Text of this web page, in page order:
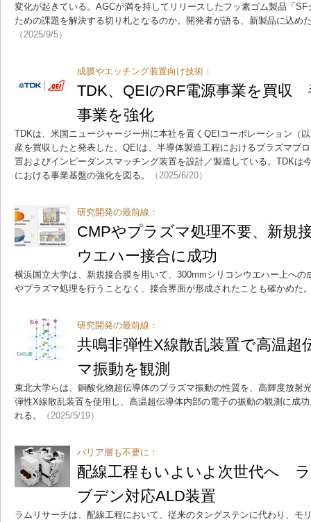
変化が起きている。AGCが満を持してリリースしたフッ素ゴム製品「
ための課題を解決する切り札となるのか。開発者が語る、新製品に込め
（2025/9/5）
成膜やエッチング装置向け技術：
TDK、QEIのRF電源事業を買収
事業を強化
TDKは、米国ニュージャージー州に本社を置くQEIコーポレーション（
産を買収したと発表した。QEIは、半導体製造工程におけるプラズマプ
置およびインピーダンスマッチング装置を設計／製造している。TDKは
における事業基盤の強化を図る。
（2025/6/20）
研究開発の最前線：
CMPやプラズマ処理不要、新規
ウエハー接合に成功
横浜国立大学は、新規接合膜を用いて、300mmシリコンウエハー上へ
やプラズマ処理を行うことなく、接合界面が形成されたことも確かめた
研究開発の最前線：
共鳴非弾性X線散乱装置で高温超
マ振動を観測
東北大学らは、銅酸化物超伝導体のプラズマ振動の性質を、高輝度放射
弾性X線散乱装置を使用し、高温超伝導体内部の電子の振動の観測に成
れる。
（2025/5/19）
バリア層も不要に：
配線工程もいよいよ次世代へ
ブデン対応ALD装置
ラムリサーチは、配線工程において、従来のタングステンに代わり、モ